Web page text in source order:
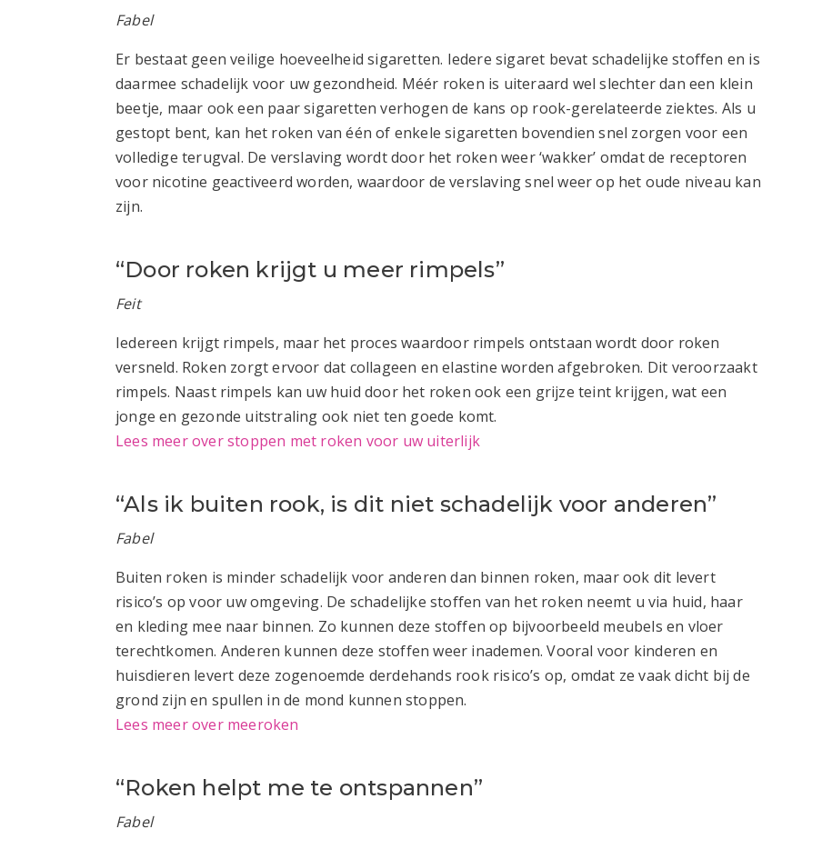
Fabel
Er bestaat geen veilige hoeveelheid sigaretten. Iedere sigaret bevat schadelijke stoffen en is
daarmee schadelijk voor uw gezondheid. Méér roken is uiteraard wel slechter dan een klein
beetje, maar ook een paar sigaretten verhogen de kans op rook-gerelateerde ziektes. Als u
gestopt bent, kan het roken van één of enkele sigaretten bovendien snel zorgen voor een
volledige terugval. De verslaving wordt door het roken weer ‘wakker’ omdat de receptoren
voor nicotine geactiveerd worden, waardoor de verslaving snel weer op het oude niveau kan
zijn.
“Door roken krijgt u meer rimpels”
Feit
Iedereen krijgt rimpels, maar het proces waardoor rimpels ontstaan wordt door roken
versneld. Roken zorgt ervoor dat collageen en elastine worden afgebroken. Dit veroorzaakt
rimpels. Naast rimpels kan uw huid door het roken ook een grijze teint krijgen, wat een
jonge en gezonde uitstraling ook niet ten goede komt.
Lees meer over stoppen met roken voor uw uiterlijk
“Als ik buiten rook, is dit niet schadelijk voor anderen”
Fabel
Buiten roken is minder schadelijk voor anderen dan binnen roken, maar ook dit levert
risico’s op voor uw omgeving. De schadelijke stoffen van het roken neemt u via huid, haar
en kleding mee naar binnen. Zo kunnen deze stoffen op bijvoorbeeld meubels en vloer
terechtkomen. Anderen kunnen deze stoffen weer inademen. Vooral voor kinderen en
huisdieren levert deze zogenoemde derdehands rook risico’s op, omdat ze vaak dicht bij de
grond zijn en spullen in de mond kunnen stoppen.
Lees meer over meeroken
“Roken helpt me te ontspannen”
Fabel